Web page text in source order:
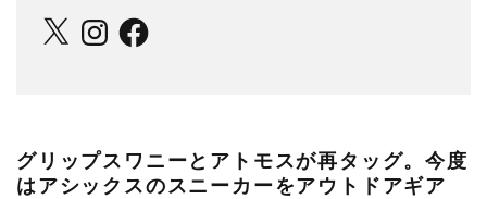
X InstagramFacebook
グリップスワニーとアトモスが再タッグ。今度
はアシックスのスニーカーをアウトドアギア